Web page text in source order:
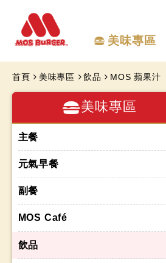
美味專區
首頁 美味專區 飲品 MOS 蘋果汁
美味專區
主餐
元氣早餐
副餐
MOS Café
飲品